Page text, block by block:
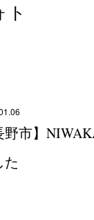
ト
野市】
た